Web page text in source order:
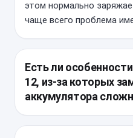
этом нормально
чаще всего проблема
Есть ли
12, из-за которых
аккумулятора